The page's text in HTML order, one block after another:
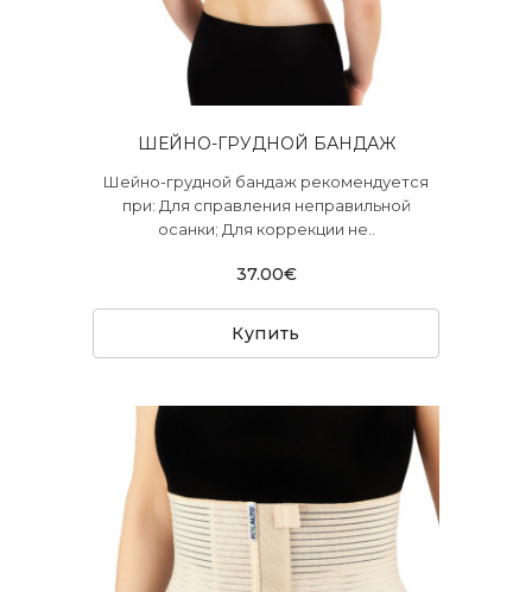
ШЕЙНО-ГРУДНОЙ БАНДАЖ
Шейно-грудной бандаж рекомендуется
при: Для справления неправильной
осанки; Для коррекции не..
37.00€
Купить